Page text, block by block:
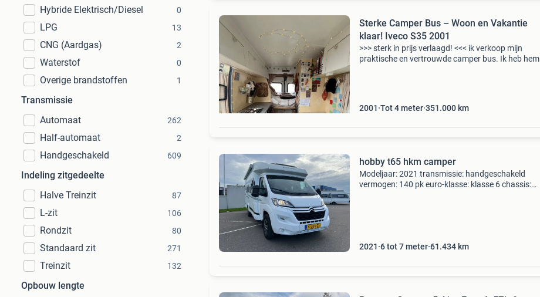
Hybride Elektrisch/Diesel 0
LPG 13
CNG (Aardgas) 2
Waterstof 0
Overige brandstoffen 1
Transmissie
Automaat
262
Half-automaat 2
Handgeschakeld 609
Indeling zitgedeelte
Halve Treinzit
87
L-zit 106
Rondzit 80
Standaard zit 271
Treinzit 132
Opbouw lengte
Sterke Camper Bus – Woon en Vakantie
klaar! Iveco S35 2001
>>> sterk in prijs verlaagd! <<< ik verkoop mijn
praktische en vertrouwde camper bus. Ik heb hem
2001 Tot 4 meter 351.000 km
hobby t65 hkm camper
Modeljaar: 2021 transmissie: handgeschakeld
vermogen: 140 pk euro-klasse: klasse 6 chassis:
2021 6 tot 7 meter 61.434 km